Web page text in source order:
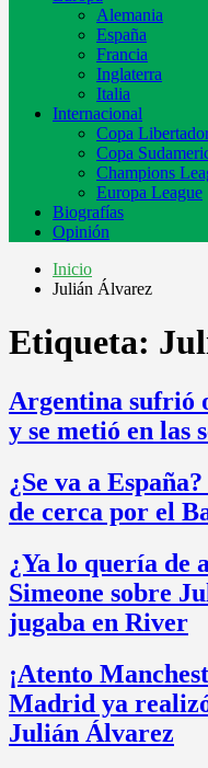
Alemania
España
Francia
Inglaterra
Italia
Internacional
Copa
Copa
Champions
Europa League
Biografías
Opinión
Inicio
Julián Álvarez
Etiqueta:
Argentina sufrió
y se metió en las
¿Se va a
de cerca por el
¿Ya lo quería de
Simeone sobre
jugaba en River
¡Atento
Madrid ya
Julián Álvarez